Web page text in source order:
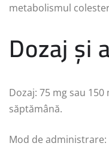
metabolismul
Dozaj și
Dozaj: 75 mg sau
săptămână.
Mod de